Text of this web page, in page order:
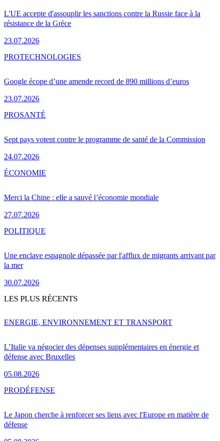
L'UE accepte d'assouplir les sanctions contre la Russie face à la
résistance de la Grèce
23.07.2026
Google écope d’une amende record de 890 millions d’euros
23.07.2026
PROTECHNOLOGIES
Sept pays votent contre le programme de santé de la Commission
24.07.2026
PROSANTÉ
Merci la Chine : elle a sauvé l’économie mondiale
27.07.2026
ÉCONOMIE
Une enclave espagnole dépassée par l'afflux de migrants arrivant par
la mer
30.07.2026
POLITIQUE
LES PLUS RÉCENTS
L’Italie va négocier des dépenses supplémentaires en énergie et
défense avec Bruxelles
05.08.2026
ENERGIE, ENVIRONNEMENT ET TRANSPORT
Le Japon cherche à renforcer ses liens avec l'Europe en matière de
défense
PRODÉFENSE